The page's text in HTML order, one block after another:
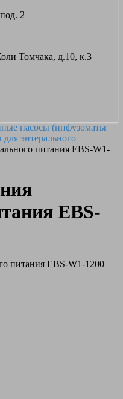
2
Томчака, д.10, к.3
насосы (инфузоматы
энтерального
питания EBS-W1-
EBS-